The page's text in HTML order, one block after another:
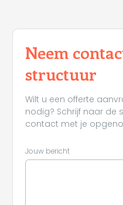
Neem
structuur
Wilt u een offerte
nodig? Schrijf naar de
contact met je
Jouw bericht